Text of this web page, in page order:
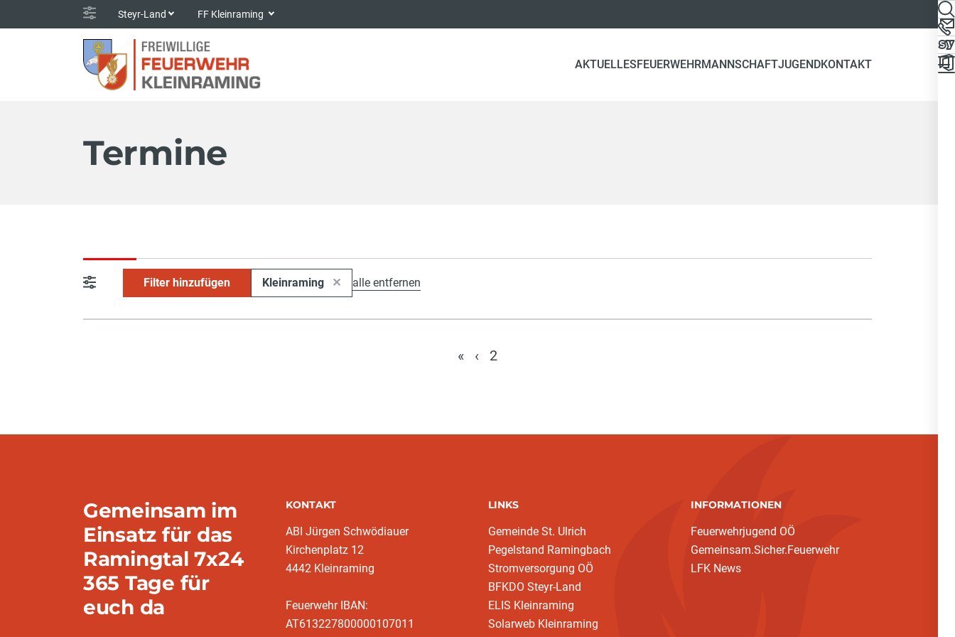
Steyr-Land FF Kleinraming
AKTUELLESFEUERWEHRMANNSCHAFTJUGENDKONTAKT
Termine
Filter hinzufügen Kleinraming alle entfernen
« ‹ 2
Gemeinsam im
Einsatz für das
Ramingtal 7x24
365 Tage für
euch da
KONTAKT
ABI Jürgen Schwödiauer
Kirchenplatz 12
4442 Kleinraming
Feuerwehr IBAN:
AT613227800000107011
LINKS
Gemeinde St. Ulrich
Pegelstand Ramingbach
Stromversorgung OÖ
BFKDO Steyr-Land
ELIS Kleinraming
Solarweb Kleinraming
INFORMATIONEN
Feuerwehrjugend OÖ
Gemeinsam.Sicher.Feuerwehr
LFK News